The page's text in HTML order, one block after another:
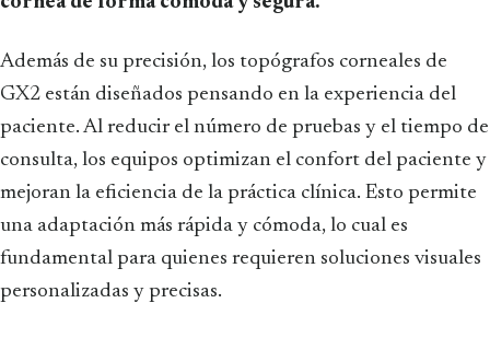
Además de su precisión, los topógrafos corneales de
GX2 están diseñados pensando en la experiencia del
paciente. Al reducir el número de pruebas y el tiempo de
consulta, los equipos optimizan el confort del paciente y
mejoran la eficiencia de la práctica clínica. Esto permite
una adaptación más rápida y cómoda, lo cual es
fundamental para quienes requieren soluciones visuales
personalizadas y precisas.